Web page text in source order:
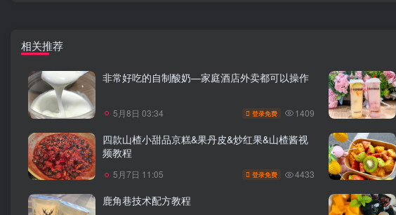
相关推荐
非常好吃的自制酸奶—家庭酒店外卖都可以操作
5月8日 03:34 登录免费 1409
四款山楂小甜品京糕&果丹皮&炒红果&山楂酱视
频教程
5月7日 11:05 登录免费 4433
鹿角巷技术配方教程